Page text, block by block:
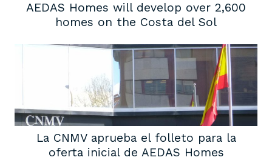
AEDAS Homes will develop over 2,600
homes on the Costa del Sol
La CNMV aprueba el folleto para la
oferta inicial de AEDAS Homes